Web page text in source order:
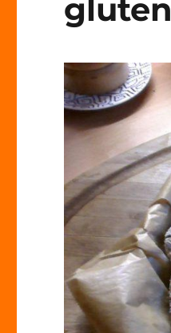
gluten